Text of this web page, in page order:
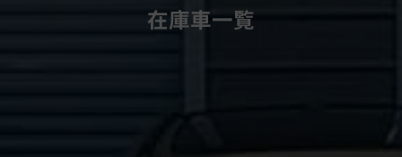
在庫車一覧